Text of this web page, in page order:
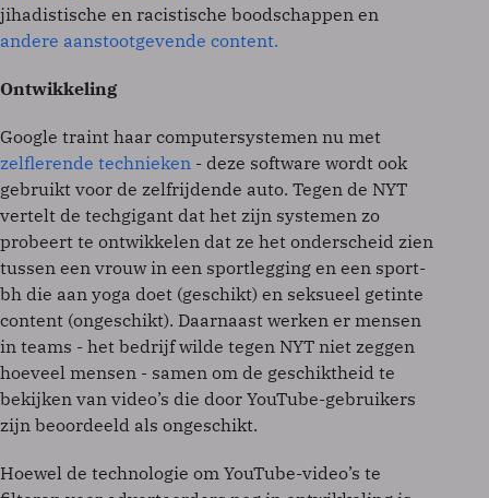
jihadistische en racistische boodschappen en
andere aanstootgevende content.
Ontwikkeling
Google traint haar computersystemen nu met
zelflerende technieken - deze software wordt ook
gebruikt voor de zelfrijdende auto. Tegen de NYT
vertelt de techgigant dat het zijn systemen zo
probeert te ontwikkelen dat ze het onderscheid zien
tussen een vrouw in een sportlegging en een sport-
bh die aan yoga doet (geschikt) en seksueel getinte
content (ongeschikt). Daarnaast werken er mensen
in teams - het bedrijf wilde tegen NYT niet zeggen
hoeveel mensen - samen om de geschiktheid te
bekijken van video’s die door YouTube-gebruikers
zijn beoordeeld als ongeschikt.
Hoewel de technologie om YouTube-video’s te